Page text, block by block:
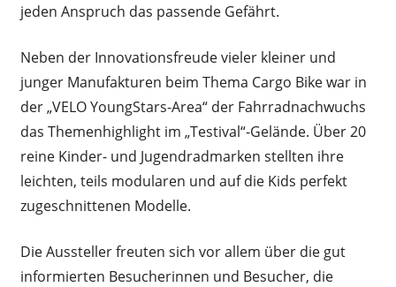
jeden Anspruch das passende Gefährt.
Neben der Innovationsfreude vieler kleiner und
junger Manufakturen beim Thema Cargo Bike war in
der „VELO YoungStars-Area“ der Fahrradnachwuchs
das Themenhighlight im „Testival“-Gelände. Über 20
reine Kinder- und Jugendradmarken stellten ihre
leichten, teils modularen und auf die Kids perfekt
zugeschnittenen Modelle.
Die Aussteller freuten sich vor allem über die gut
informierten Besucherinnen und Besucher, die